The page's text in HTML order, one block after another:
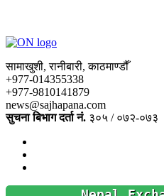
सामाखुशी, रानीबारी, काठमाण्डौँ
+977-014355338
+977-9810141879
news@sajhapana.com
सुचना बिभाग दर्ता नं. ३०५ / ०७२-०७३